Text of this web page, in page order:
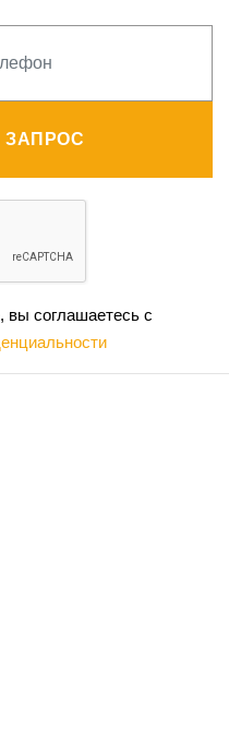
ЗАПРОС
вы соглашаетесь с